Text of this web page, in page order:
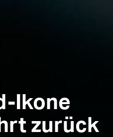
Ikone
zurück